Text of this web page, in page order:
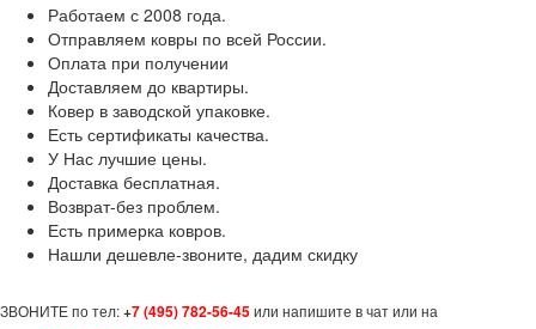
Работаем с 2008 года.
Отправляем ковры по всей России.
Оплата при получении
Доставляем до квартиры.
Ковер в заводской упаковке.
Есть сертификаты качества.
У Нас лучшие цены.
Доставка бесплатная.
Возврат-без проблем.
Есть примерка ковров.
Нашли дешевле-звоните, дадим скидку
ЗВОНИТЕ по тел:+7 (495) 782-56-45или напишите в чат или на